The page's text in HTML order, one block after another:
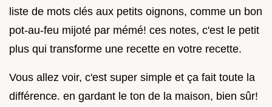
liste de mots clés aux petits oignons, comme un bon
pot-au-feu mijoté par mémé! ces notes, c'est le petit
plus qui transforme une recette en votre recette.
Vous allez voir, c'est super simple et ça fait toute la
différence. en gardant le ton de la maison, bien sûr!